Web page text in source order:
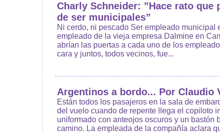
Charly Schneider: ”Hace rato
de ser municipales”
Ni cerdo, ni pescado Ser empleado municipal
empleado de la vieja empresa Dalmine en
abrían las puertas a cada uno de los
cara y juntos, todos vecinos, fue...
Argentinos a bordo... Por Claudio
Están todos los pasajeros en la sala de
del vuelo cuando de repente llega el copiloto
uniformado con anteojos oscuros y un bastón
camino. La empleada de la compañía aclara